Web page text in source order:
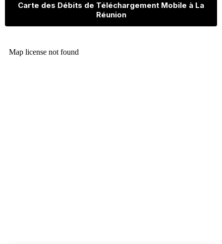
Carte des Débits de Téléchargement Mobile à La
Réunion